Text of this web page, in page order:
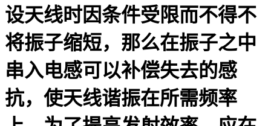
设天线时因条件受限而不得不
将振子缩短，那么在振子之中
串入电感可以补偿失去的感
抗，使天线谐振在所需频率